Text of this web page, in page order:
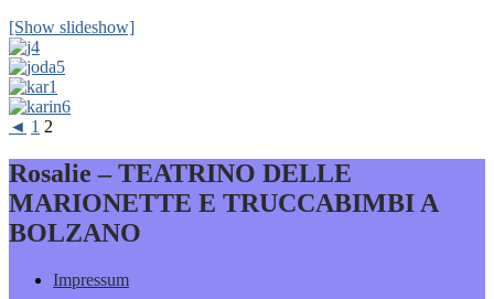
[Show slideshow]
◄ 1 2
Rosalie – TEATRINO DELLE
MARIONETTE E TRUCCABIMBI A
BOLZANO
Impressum